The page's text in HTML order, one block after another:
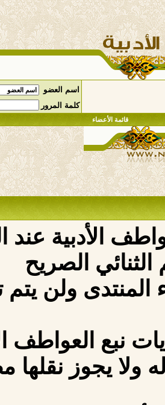
اسم العضو
كلمة المرور
قائمة الأعضاء
الأدبية
الصريح
ولن يتم
نبع العواطف
ولا يجوز نقلها